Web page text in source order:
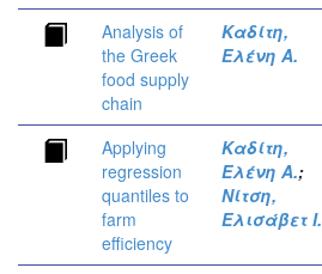
Analysis of
the Greek
food supply
chain
Καδίτη,
Ελένη Α.
Applying
regression
quantiles to
farm
efficiency
Καδίτη,
Ελένη Α.;
Νίτση,
Ελισάβετ Ι.